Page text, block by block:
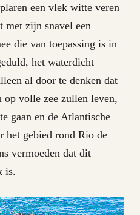
een vlek witte veren
met zijn snavel een
die van toepassing is in
het waterdicht
al door te denken dat
op volle zee zullen leven,
gaan en de Atlantische
het gebied rond Rio de
vermoeden dat dit
is.